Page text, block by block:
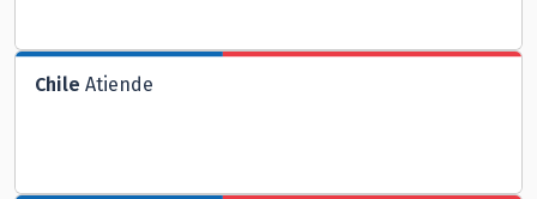
Chile Atiende